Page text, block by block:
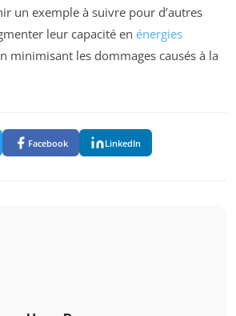
un exemple à suivre pour d’autres
leur capacité en énergies
minimisant les dommages causés à la
Facebook LinkedIn